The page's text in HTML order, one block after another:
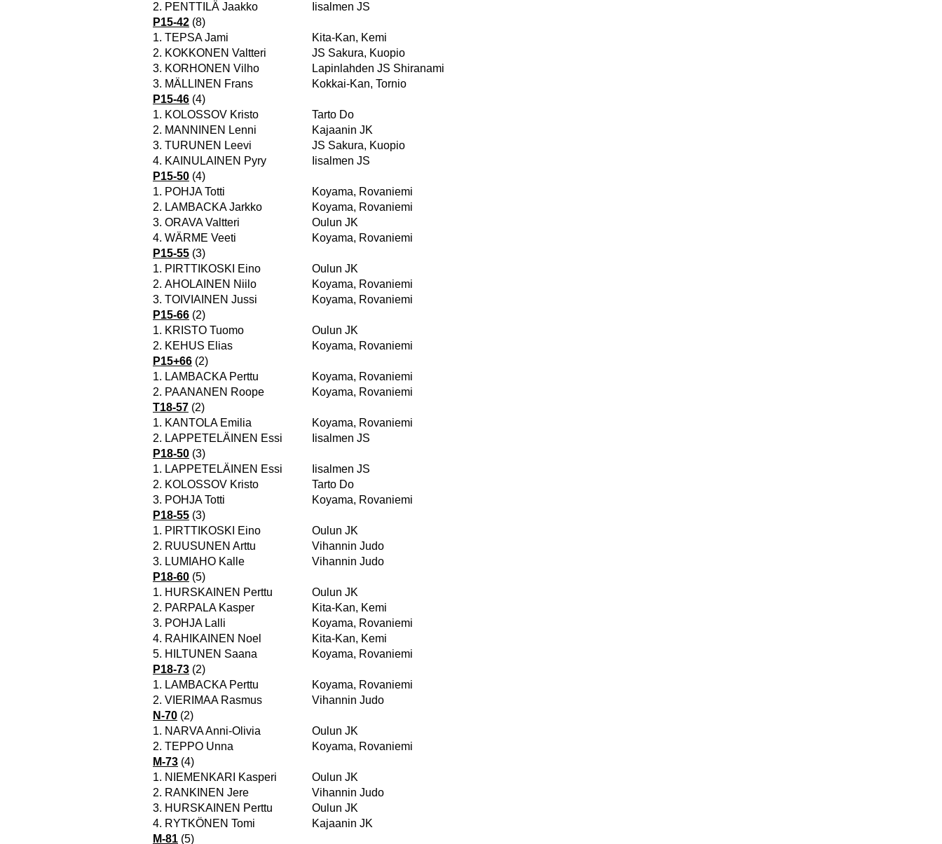
2. PENTTILÄ Jaakko
Iisalmen JS
P15-42 (8)
1. TEPSA Jami
Kita-Kan, Kemi
2. KOKKONEN Valtteri
JS Sakura, Kuopio
3. KORHONEN Vilho
Lapinlahden JS Shiranami
3. MÄLLINEN Frans
Kokkai-Kan, Tornio
P15-46 (4)
1. KOLOSSOV Kristo
Tarto Do
2. MANNINEN Lenni
Kajaanin JK
3. TURUNEN Leevi
JS Sakura, Kuopio
4. KAINULAINEN Pyry
Iisalmen JS
P15-50 (4)
1. POHJA Totti
Koyama, Rovaniemi
2. LAMBACKA Jarkko
Koyama, Rovaniemi
3. ORAVA Valtteri
Oulun JK
4. WÄRME Veeti
Koyama, Rovaniemi
P15-55 (3)
1. PIRTTIKOSKI Eino
Oulun JK
2. AHOLAINEN Niilo
Koyama, Rovaniemi
3. TOIVIAINEN Jussi
Koyama, Rovaniemi
P15-66 (2)
1. KRISTO Tuomo
Oulun JK
2. KEHUS Elias
Koyama, Rovaniemi
P15+66 (2)
1. LAMBACKA Perttu
Koyama, Rovaniemi
2. PAANANEN Roope
Koyama, Rovaniemi
T18-57 (2)
1. KANTOLA Emilia
Koyama, Rovaniemi
2. LAPPETELÄINEN Essi
Iisalmen JS
P18-50 (3)
1. LAPPETELÄINEN Essi
Iisalmen JS
2. KOLOSSOV Kristo
Tarto Do
3. POHJA Totti
Koyama, Rovaniemi
P18-55 (3)
1. PIRTTIKOSKI Eino
Oulun JK
2. RUUSUNEN Arttu
Vihannin Judo
3. LUMIAHO Kalle
Vihannin Judo
P18-60 (5)
1. HURSKAINEN Perttu
Oulun JK
2. PARPALA Kasper
Kita-Kan, Kemi
3. POHJA Lalli
Koyama, Rovaniemi
4. RAHIKAINEN Noel
Kita-Kan, Kemi
5. HILTUNEN Saana
Koyama, Rovaniemi
P18-73 (2)
1. LAMBACKA Perttu
Koyama, Rovaniemi
2. VIERIMAA Rasmus
Vihannin Judo
N-70 (2)
1. NARVA Anni-Olivia
Oulun JK
2. TEPPO Unna
Koyama, Rovaniemi
M-73 (4)
1. NIEMENKARI Kasperi
Oulun JK
2. RANKINEN Jere
Vihannin Judo
3. HURSKAINEN Perttu
Oulun JK
4. RYTKÖNEN Tomi
Kajaanin JK
M-81 (5)